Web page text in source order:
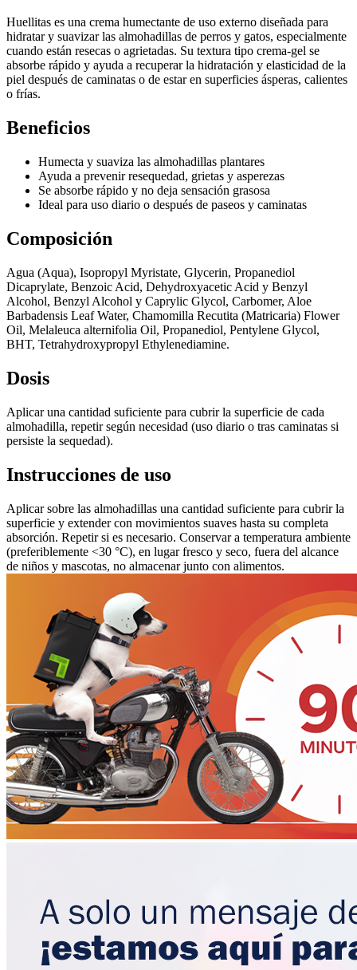
Huellitas es una crema humectante de uso externo diseñada para
hidratar y suavizar las almohadillas de perros y gatos, especialmente
cuando están resecas o agrietadas. Su textura tipo crema-gel se
absorbe rápido y ayuda a recuperar la hidratación y elasticidad de la
piel después de caminatas o de estar en superficies ásperas, calientes
o frías.
Beneficios
Humecta y suaviza las almohadillas plantares
Ayuda a prevenir resequedad, grietas y asperezas
Se absorbe rápido y no deja sensación grasosa
Ideal para uso diario o después de paseos y caminatas
Composición
Agua (Aqua), Isopropyl Myristate, Glycerin, Propanediol
Dicaprylate, Benzoic Acid, Dehydroxyacetic Acid y Benzyl
Alcohol, Benzyl Alcohol y Caprylic Glycol, Carbomer, Aloe
Barbadensis Leaf Water, Chamomilla Recutita (Matricaria) Flower
Oil, Melaleuca alternifolia Oil, Propanediol, Pentylene Glycol,
BHT, Tetrahydroxypropyl Ethylenediamine.
Dosis
Aplicar una cantidad suficiente para cubrir la superficie de cada
almohadilla, repetir según necesidad (uso diario o tras caminatas si
persiste la sequedad).
Instrucciones de uso
Aplicar sobre las almohadillas una cantidad suficiente para cubrir la
superficie y extender con movimientos suaves hasta su completa
absorción. Repetir si es necesario. Conservar a temperatura ambiente
(preferiblemente <30 °C), en lugar fresco y seco, fuera del alcance
de niños y mascotas, no almacenar junto con alimentos.